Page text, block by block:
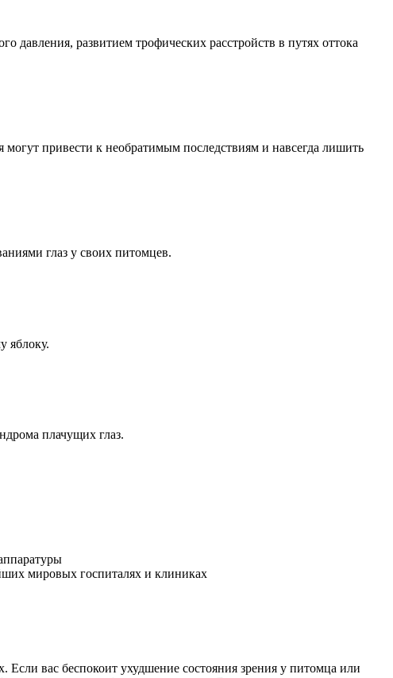
давления, развитием трофических расстройств в путях оттока
привести к необратимым последствиям и навсегда лишить
глаз у своих питомцев.
яблоку.
плачущих глаз.
мировых госпиталях и клиниках
вас беспокоит ухудшение состояния зрения у питомца или